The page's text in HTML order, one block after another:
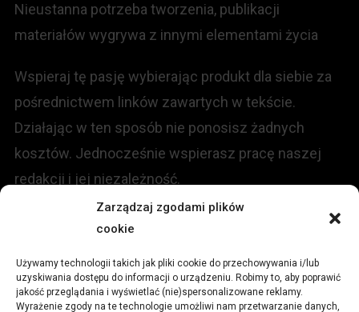
Zarządzaj zgodami plików
cookie
Używamy technologii takich jak pliki cookie do przechowywania i/lub
uzyskiwania dostępu do informacji o urządzeniu. Robimy to, aby poprawić
jakość przeglądania i wyświetlać (nie)spersonalizowane reklamy.
Wyrażenie zgody na te technologie umożliwi nam przetwarzanie danych,
Nieustanna potrzeba tworzenia, publikacji
materiałów wygrywa z innymi elementami życia
Wspieraj tę pasję wybierając produkt dla siebie za
pośrednictwem linków zawartych w tekście.
Działając w ten sposób nie ponosisz żadnych
kosztów. Jednocześnie wspierasz pracę naszej
redakcji i jej niezależność.
Redakcja portalu: